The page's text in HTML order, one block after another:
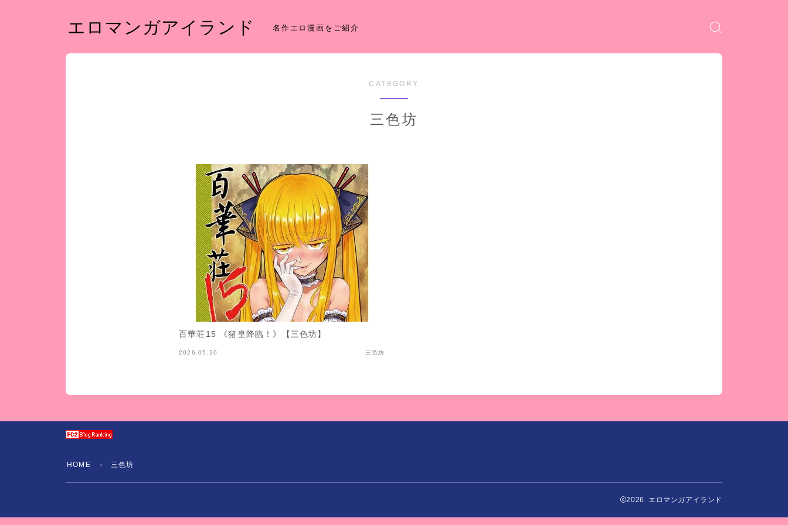
エロマンガアイランド 名作エロ漫画をご紹介
CATEGORY
三色坊
百華荘15 《猪皇降臨！》【三色坊】
2026.05.20 三色坊
HOME ＞ 三色坊
2026 エロマンガアイランド